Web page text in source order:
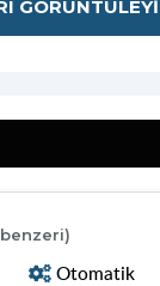
Otomatik